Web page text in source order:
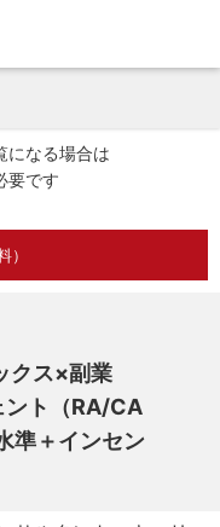
になる場合は
要です
）
クス×副業
ント（RA/CA
準＋インセン